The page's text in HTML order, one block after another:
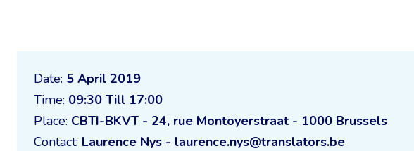
Date: 5 April 2019
Time: 09:30 Till 17:00
Place: CBTI-BKVT - 24, rue Montoyerstraat - 1000 Brussels
Contact: Laurence Nys - laurence.nys@translators.be